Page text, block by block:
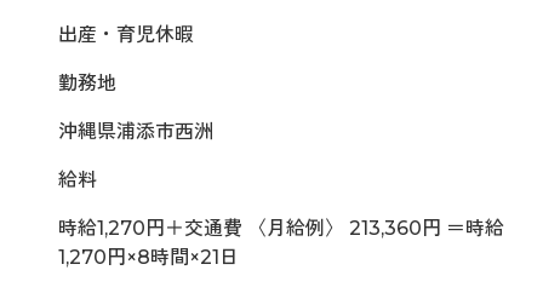
出産・育児休暇
勤務地
沖縄県浦添市西洲
給料
時給1,270円＋交通費 〈月給例〉 213,360円 ＝時給
1,270円×8時間×21日